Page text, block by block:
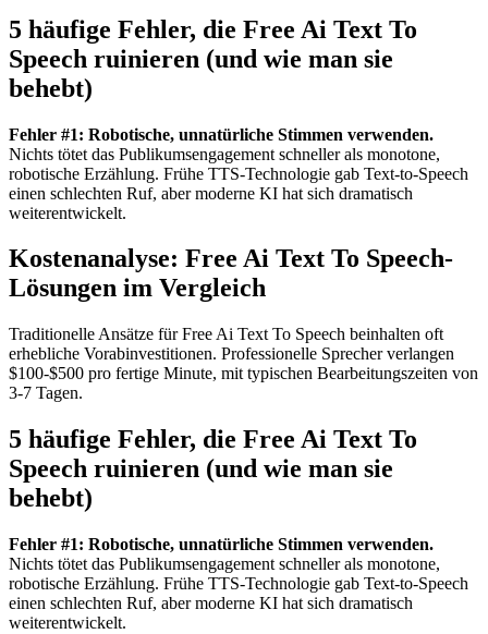
5 häufige Fehler, die Free Ai Text To
Speech ruinieren (und wie man sie
behebt)
Fehler #1: Robotische, unnatürliche Stimmen verwenden.
Nichts tötet das Publikumsengagement schneller als monotone,
robotische Erzählung. Frühe TTS-Technologie gab Text-to-Speech
einen schlechten Ruf, aber moderne KI hat sich dramatisch
weiterentwickelt.
Kostenanalyse: Free Ai Text To Speech-
Lösungen im Vergleich
Traditionelle Ansätze für Free Ai Text To Speech beinhalten oft
erhebliche Vorabinvestitionen. Professionelle Sprecher verlangen
$100-$500 pro fertige Minute, mit typischen Bearbeitungszeiten von
3-7 Tagen.
5 häufige Fehler, die Free Ai Text To
Speech ruinieren (und wie man sie
behebt)
Fehler #1: Robotische, unnatürliche Stimmen verwenden.
Nichts tötet das Publikumsengagement schneller als monotone,
robotische Erzählung. Frühe TTS-Technologie gab Text-to-Speech
einen schlechten Ruf, aber moderne KI hat sich dramatisch
weiterentwickelt.